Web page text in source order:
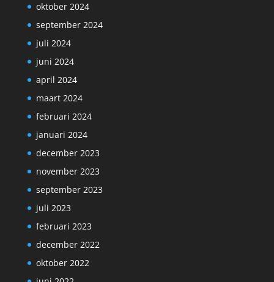
oktober 2024
september 2024
juli 2024
juni 2024
april 2024
maart 2024
februari 2024
januari 2024
december 2023
november 2023
september 2023
juli 2023
februari 2023
december 2022
oktober 2022